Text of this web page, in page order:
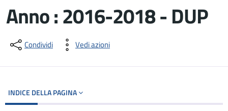
Anno : 2016-2018 - DUP
Dettagli del documento
Condividi Vedi azioni
INDICE DELLA PAGINA